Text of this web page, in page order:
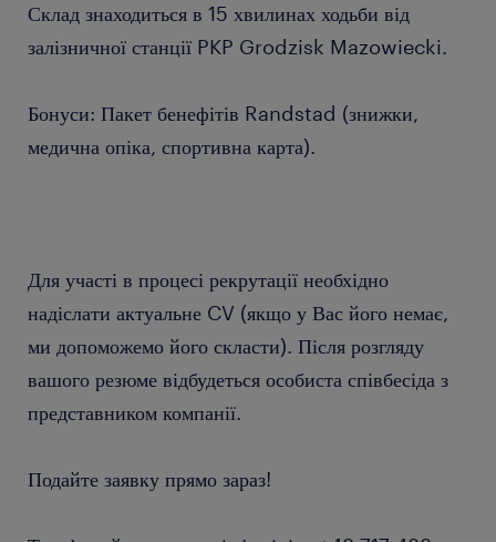
Склад знаходиться в 15 хвилинах ходьби від
залізничної станції PKP Grodzisk Mazowiecki.
Бонуси: Пакет бенефітів Randstad (знижки,
медична опіка, спортивна карта).
Для участі в процесі рекрутації необхідно
надіслати актуальне CV (якщо у Вас його немає,
ми допоможемо його скласти). Після розгляду
вашого резюме відбудеться особиста співбесіда з
представником компанії.
Подайте заявку прямо зараз!